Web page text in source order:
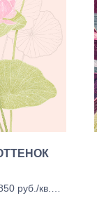
руб./кв.м.,